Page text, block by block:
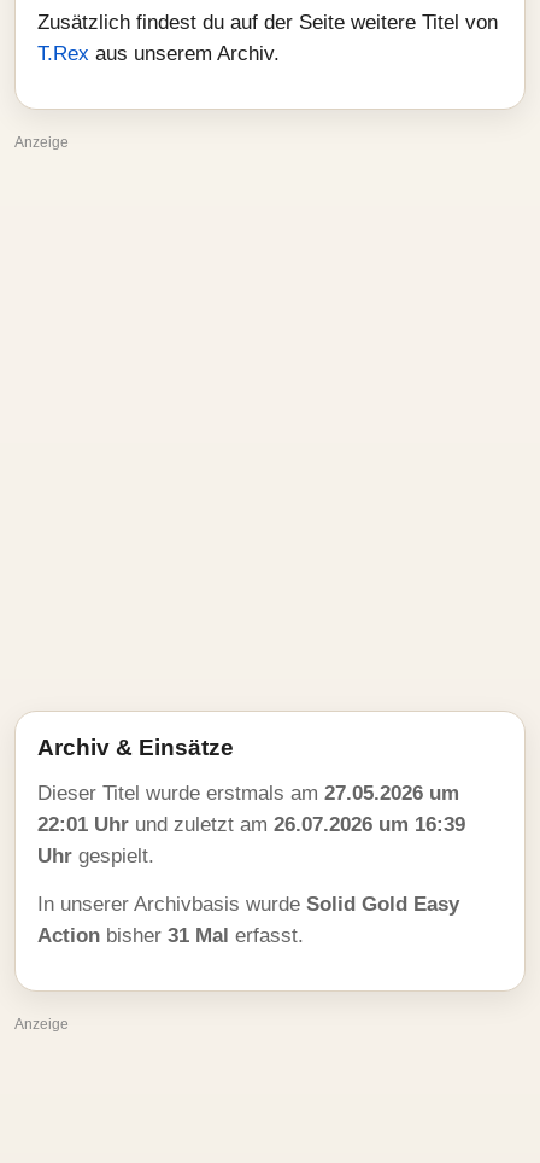
Zusätzlich findest du auf der Seite weitere Titel von
T.Rex aus unserem Archiv.
Anzeige
Archiv & Einsätze
Dieser Titel wurde erstmals am 27.05.2026 um
22:01 Uhr und zuletzt am 26.07.2026 um 16:39
Uhr gespielt.
In unserer Archivbasis wurde Solid Gold Easy
Action bisher 31 Mal erfasst.
Anzeige